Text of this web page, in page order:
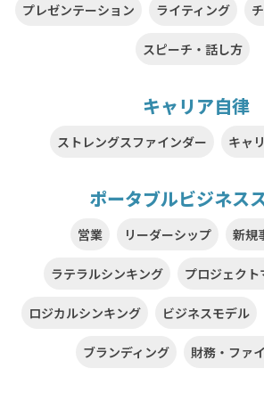
プレゼンテーション ライティング
スピーチ・話し方
キャリア自律
ストレングスファインダー キャ
ポータブルビジネス
営業 リーダーシップ 新規
ラテラルシンキング プロジェク
ロジカルシンキング ビジネスモデル
ブランディング 財務・ファ